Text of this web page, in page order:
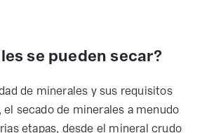
se pueden secar?
de minerales y sus requisitos
secado de minerales a menudo
etapas, desde el mineral crudo